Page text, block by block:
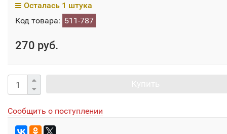
Осталась 1 штука
Код товара: 511-787
270 руб.
Сообщить о поступлении